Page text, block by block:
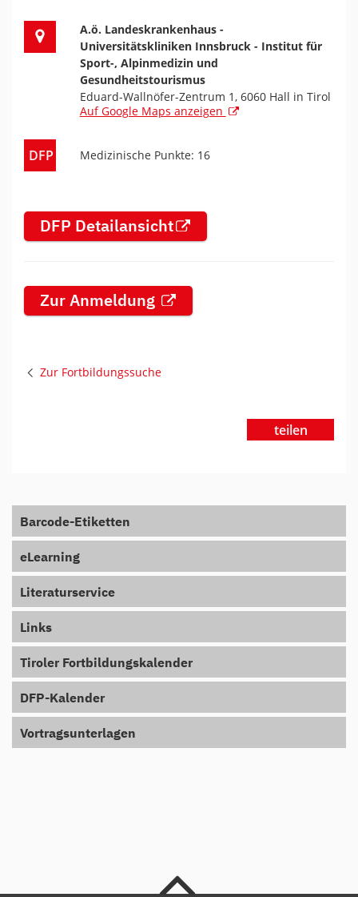
Ort der Fortbildung
A.ö. Landeskrankenhaus -
Universitätskliniken Innsbruck - Institut für
Sport-, Alpinmedizin und
Gesundheitstourismus
Eduard-Wallnöfer-Zentrum 1, 6060 Hall in Tirol
Auf Google Maps anzeigen
DFP Medizinische Punkte: 16
DFP Detailansicht
Zur Anmeldung
Zur Fortbildungssuche
teilen
Barcode-Etiketten
eLearning
Literaturservice
Links
Tiroler Fortbildungskalender
DFP-Kalender
Vortragsunterlagen